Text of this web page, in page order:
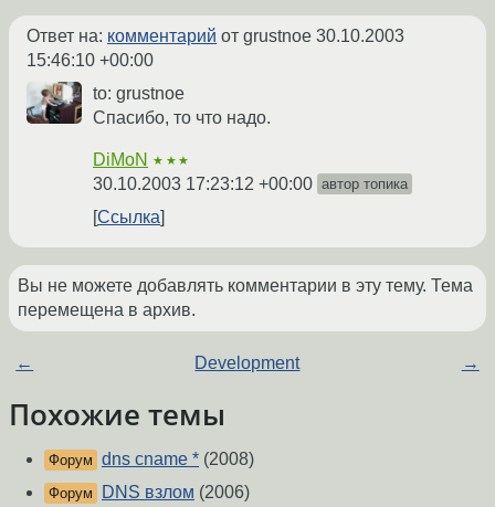
Ответ на: комментарий от grustnoe 30.10.2003
15:46:10 +00:00
to: grustnoe
Спасибо, то что надо.
DiMoN ★★★
30.10.2003 17:23:12 +00:00 автор топика
Ссылка
Вы не можете добавлять комментарии в эту тему. Тема
перемещена в архив.
← Development →
Похожие темы
Форум dns cname * (2008)
Форум DNS взлом (2006)